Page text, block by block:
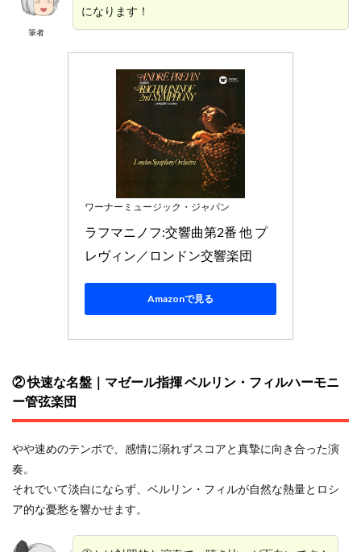
筆者
になります！
ワーナーミュージック・ジャパン
ラフマニノフ:交響曲第2番 他 プ
レヴィン／ロンドン交響楽団
Amazonで見る
② 快速な名盤｜マゼール指揮 ベルリン・フィルハーモニ
ー管弦楽団
やや速めのテンポで、感情に溺れずスコアと真摯に向き合った演
奏。
それでいて淡白にならず、ベルリン・フィルが自然な熱量とロシ
ア的な憂愁を響かせます。